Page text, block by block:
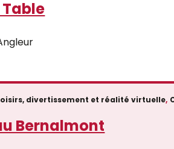
Table
divertissement et réalité virtuelle,
Bernalmont